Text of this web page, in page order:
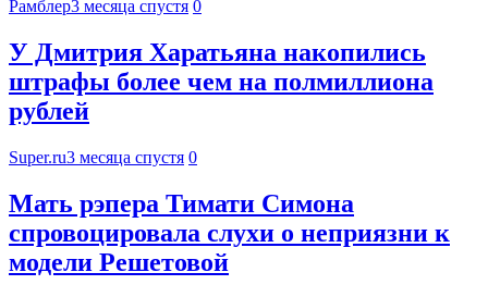
Рамблер3 месяца спустя 0
У Дмитрия Харатьяна накопились
штрафы более чем на полмиллиона
рублей
Super.ru3 месяца спустя 0
Мать рэпера Тимати Симона
спровоцировала слухи о неприязни к
модели Решетовой